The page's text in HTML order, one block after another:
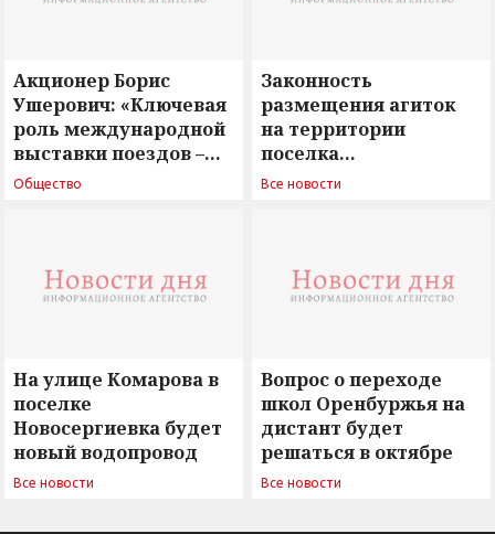
Акционер Борис
Ушерович: «Ключевая
роль международной
выставки поездов –
поиск ответов на
Общество
Законность
размещения агиток
на территории
поселка
Новосергиевка
Все новости
На улице Комарова в
поселке
Новосергиевка будет
новый водопровод
Все новости
Вопрос о переходе
школ Оренбуржья на
дистант будет
решаться в октябре
Все новости